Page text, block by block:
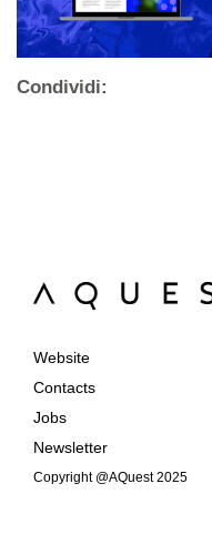
Condividi:
Website
Contacts
Jobs
Newsletter
Copyright @AQuest 2025